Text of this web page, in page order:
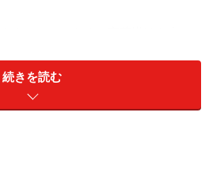
や面白い映画を観た感想を子ど
続きを読む